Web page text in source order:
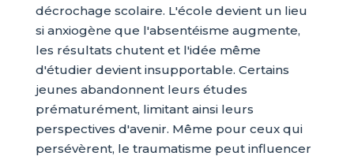
décrochage scolaire. L'école devient un lieu
si anxiogène que l'absentéisme augmente,
les résultats chutent et l'idée même
d'étudier devient insupportable. Certains
jeunes abandonnent leurs études
prématurément, limitant ainsi leurs
perspectives d'avenir. Même pour ceux qui
persévèrent, le traumatisme peut influencer